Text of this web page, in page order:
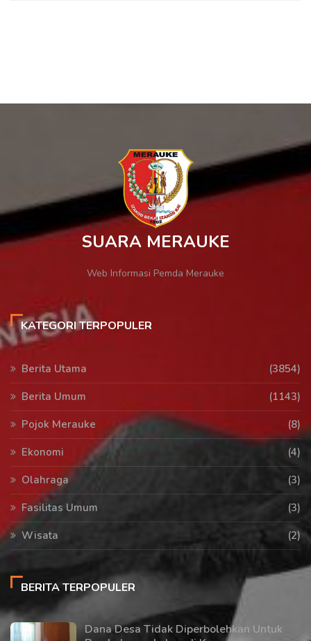
SUARA MERAUKE
Web Informasi Pemda Merauke
KATEGORI TERPOPULER
Berita Utama
(3854)
Berita Umum
(1143)
Pojok Merauke
(8)
Ekonomi
(4)
Olahraga
(3)
Fasilitas Umum
(3)
Wisata
(2)
BERITA TERPOPULER
Dana Desa Tidak Diperbolehkan Untuk